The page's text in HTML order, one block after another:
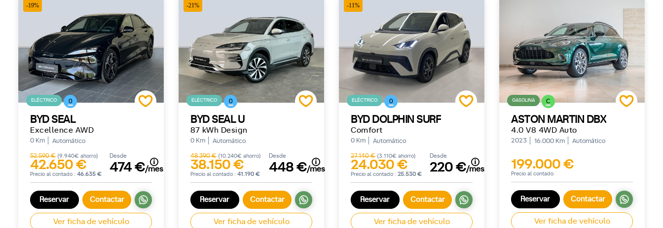
-19%
ELÉCTRICO 0
BYD SEAL
Excellence AWD
0 Km Automático
52.590 € (9.940€ ahorro)
42.650 €
Precio al contado : 46.635 €
Desde
474 €/mes
Reservar Contactar
Ver ficha de vehículo
-21%
ELÉCTRICO 0
BYD SEAL U
87 kWh Design
0 Km Automático
48.390 € (10.240€ ahorro)
38.150 €
Precio al contado : 41.190 €
Desde
448 €/mes
Reservar Contactar
Ver ficha de vehículo
-11%
ELÉCTRICO 0
BYD DOLPHIN SURF
Comfort
0 Km Automático
27.140 € (3.110€ ahorro)
24.030 €
Precio al contado : 25.530 €
Desde
220 €/mes
Reservar Contactar
Ver ficha de vehículo
GASOLINA C
ASTON MARTIN DBX
4.0 V8 4WD Auto
2023 16.000 Km Automático
199.000 €
Precio al contado
Reservar Contactar
Ver ficha de vehículo